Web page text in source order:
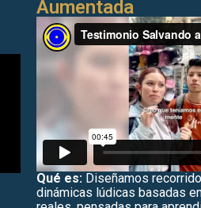
Aumentada
Qué es:Diseñamos
dinámicas lúdicas basadas